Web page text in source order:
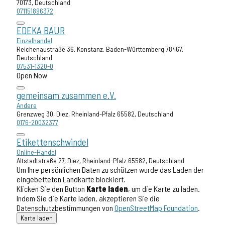
70173, Deutschland
071151896372
EDEKA BAUR
Einzelhandel
Reichenaustraße 36, Konstanz, Baden-Württemberg 78467,
Deutschland
07531-1320-0
Open Now
gemeinsam zusammen e.V.
Andere
Grenzweg 30, Diez, Rheinland-Pfalz 65582, Deutschland
0176-20032377
Etikettenschwindel
Online-Handel
Altstadtstraße 27, Diez, Rheinland-Pfalz 65582, Deutschland
Um Ihre persönlichen Daten zu schützen wurde das Laden der
eingebetteten Landkarte blockiert.
Klicken Sie den Button Karte laden, um die Karte zu laden.
Indem Sie die Karte laden, akzeptieren Sie die
Datenschutzbestimmungen von OpenStreetMap Foundation
Karte laden